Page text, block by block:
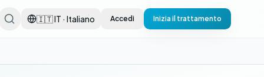
🇮🇹 IT · Italiano Accedi Inizia il trattamento